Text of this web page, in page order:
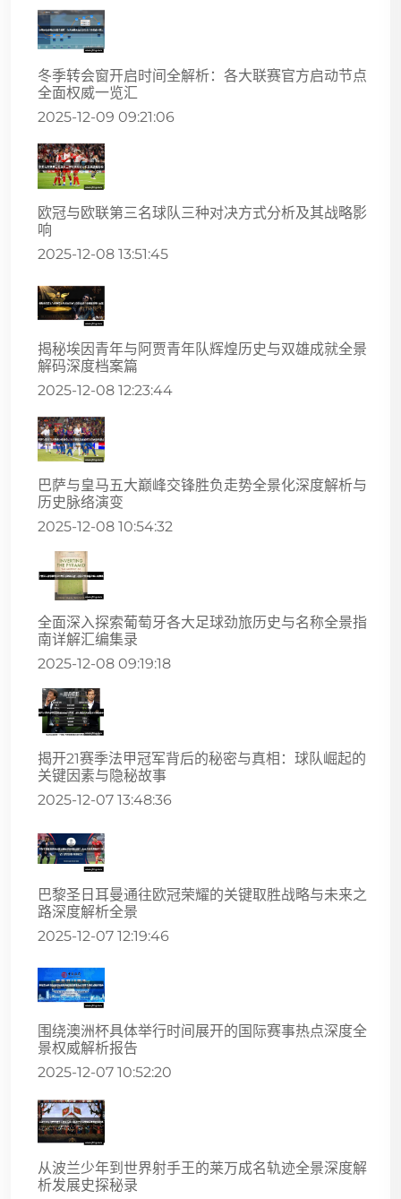
冬季转会窗开启时间全解析：各大联赛官方启动节点
全面权威一览汇
2025-12-09 09:21:06
欧冠与欧联第三名球队三种对决方式分析及其战略影
响
2025-12-08 13:51:45
揭秘埃因青年与阿贾青年队辉煌历史与双雄成就全景
解码深度档案篇
2025-12-08 12:23:44
巴萨与皇马五大巅峰交锋胜负走势全景化深度解析与
历史脉络演变
2025-12-08 10:54:32
全面深入探索葡萄牙各大足球劲旅历史与名称全景指
南详解汇编集录
2025-12-08 09:19:18
揭开21赛季法甲冠军背后的秘密与真相：球队崛起的
关键因素与隐秘故事
2025-12-07 13:48:36
巴黎圣日耳曼通往欧冠荣耀的关键取胜战略与未来之
路深度解析全景
2025-12-07 12:19:46
围绕澳洲杯具体举行时间展开的国际赛事热点深度全
景权威解析报告
2025-12-07 10:52:20
从波兰少年到世界射手王的莱万成名轨迹全景深度解
析发展史探秘录